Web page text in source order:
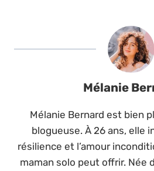
Mélanie
Mélanie Bernard est bien
blogueuse. À 26 ans, elle
résilience et l’amour
maman solo peut offrir. Née